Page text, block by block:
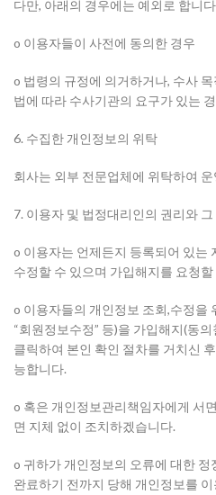
다만, 아래의 경우에는 예외로 합니
o 이용자들이 사전에 동의한 경우
o 법령의 규정에 의거하거나, 수사
법에 따라 수사기관의 요구가 있는
6. 수집한 개인정보의 위탁
회사는 외부 전문업체에 위탁하여
7. 이용자 및 법정대리인의 권리와 그
o 이용자는 언제든지 등록되어 있는
수정할 수 있으며 가입해지를 요청
o 이용자들의 개인정보 조회,수정을
“회원정보수정” 등)을 가입해지(동
클릭하여 본인 확인 절차를 거치신
능합니다.
o 혹은 개인정보관리책임자에게 서
면 지체 없이 조치하겠습니다.
o 귀하가 개인정보의 오류에 대한
완료하기 전까지 당해 개인정보를